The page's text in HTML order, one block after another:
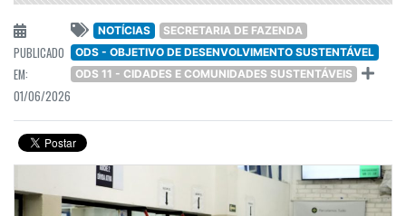
PUBLICADO
EM:
01/06/2026
NOTÍCIAS
SECRETARIA DE FAZENDA
ODS - OBJETIVO DE DESENVOLVIMENTO SUSTENTÁVEL
ODS 11 - CIDADES E COMUNIDADES SUSTENTÁVEIS